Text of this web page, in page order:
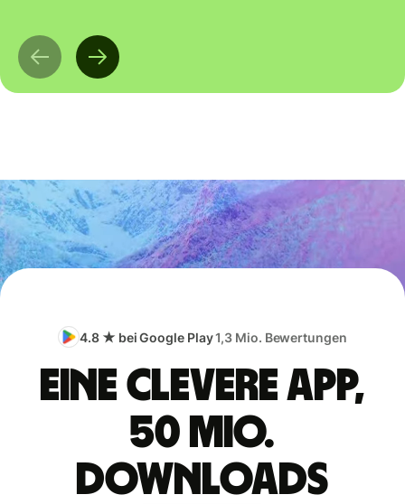
4.8 ★ bei Google Play1,3 Mio. Bewertungen
Eine clevere App,
50 Mio.
Downloads